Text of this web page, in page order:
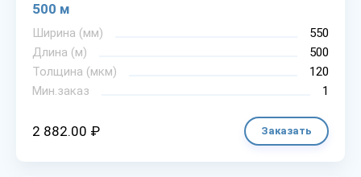
500 м
Ширина (мм)
550
Длина (м)
500
Толщина (мкм)
120
Мин.заказ
1
2 882.00 ₽ Заказать